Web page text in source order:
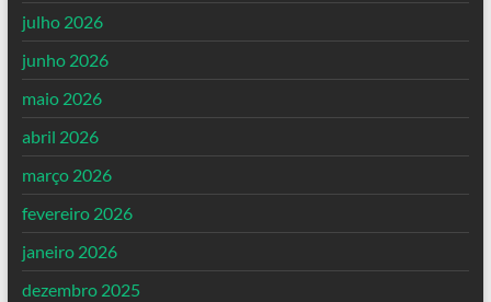
julho 2026
junho 2026
maio 2026
abril 2026
março 2026
fevereiro 2026
janeiro 2026
dezembro 2025